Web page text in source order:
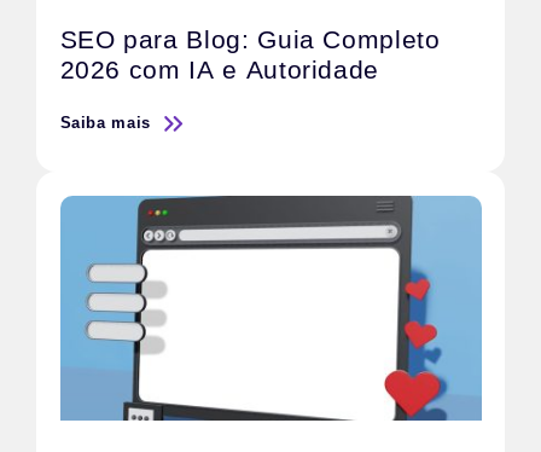
SEO para Blog: Guia Completo
2026 com IA e Autoridade
Saiba mais